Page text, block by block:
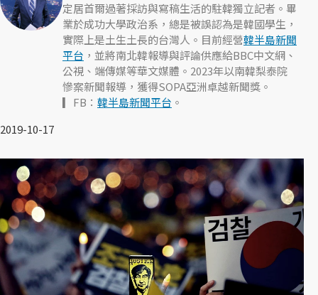
定居首爾過著採訪與寫稿生活的駐韓獨立記者。畢
業於成功大學政治系，總是被誤認為是韓國學生，
實際上是土生土長的台灣人。目前經營韓半島新聞
平台 ，並將南北韓報導與評論供應給BBC中文網、
公視、端傳媒等華文媒體。2023年以南韓梨泰院
慘案新聞報導，獲得SOPA亞洲卓越新聞獎。
▎FB： 韓半島新聞平台 。
2019-10-17